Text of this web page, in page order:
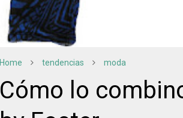
Home tendencias moda
Cómo lo